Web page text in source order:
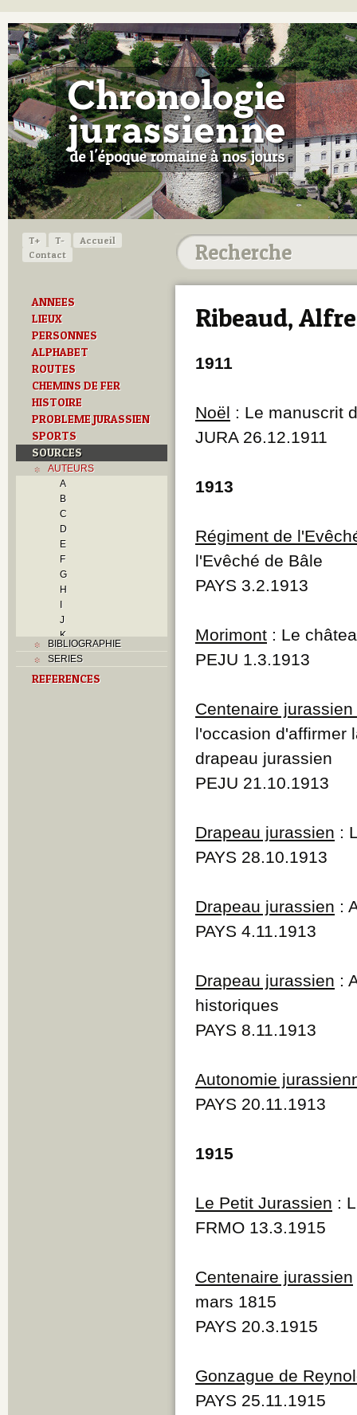
T+ T-
Accueil
Contact
ANNEES
LIEUX
PERSONNES
ALPHABET
ROUTES
CHEMINS DE FER
HISTOIRE
PROBLEME JURASSIEN
SPORTS
SOURCES
AUTEURS
A
B
C
D
E
F
G
H
I
J
K
L
M
N
BIBLIOGRAPHIE
SERIES
REFERENCES
Ribeaud,
1911
Noël : Le manuscrit
JURA 26.12.1911
1913
Régiment de
l'Evêché de Bâle
PAYS 3.2.1913
Morimont : Le
PEJU 1.3.1913
Centenaire
l'occasion d'affirmer
drapeau jurassien
PEJU 21.10.1913
Drapeau jurassien :
PAYS 28.10.1913
Drapeau jurassien :
PAYS 4.11.1913
Drapeau jurassien :
historiques
PAYS 8.11.1913
Autonomie
PAYS 20.11.1913
1915
Le Petit Jurassien :
FRMO 13.3.1915
Centenaire jurassien
mars 1815
PAYS 20.3.1915
Gonzague de
PAYS 25.11.1915